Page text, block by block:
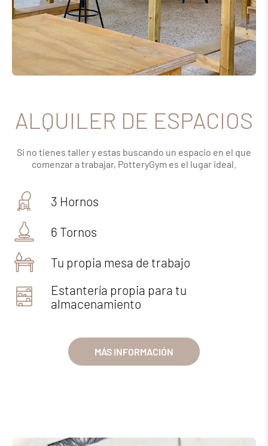
ALQUILER DE ESPACIOS
Si no tienes taller y estas buscando un espacio en el que
comenzar a trabajar, PotteryGym es el lugar ideal.
3 Hornos
6 Tornos
Tu propia mesa de trabajo
Estantería propia para tu
almacenamiento
MÁS INFORMACIÓN